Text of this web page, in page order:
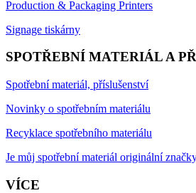
Production & Packaging Printers
Signage tiskárny
SPOTŘEBNÍ MATERIÁL A
Spotřební materiál, příslušenství
Novinky o spotřebním materiálu
Recyklace spotřebního materiálu
Je můj spotřební materiál originální
VÍCE